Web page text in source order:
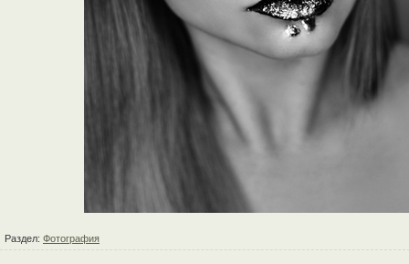
Раздел: Фотография